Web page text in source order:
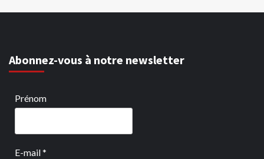
Abonnez-vous à notre newsletter
Prénom
E-mail*